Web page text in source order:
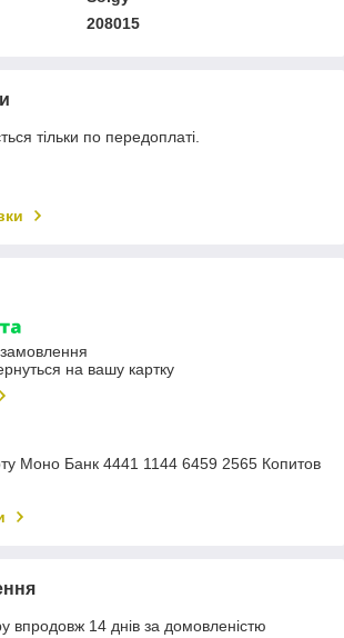
208015
тільки по передоплаті.
на вашу картку
Моно Банк 4441 1144 6459 2565 Копитов
впродовж 14 днів за домовленістю